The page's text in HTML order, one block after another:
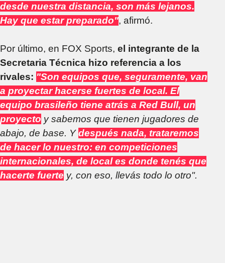
desde nuestra distancia, son más lejanos.
Hay que estar preparado", afirmó.
Por último, en FOX Sports, el integrante de la
Secretaria Técnica hizo referencia a los
rivales: "Son equipos que, seguramente, van
a proyectar hacerse fuertes de local. El
equipo brasileño tiene atrás a Red Bull, un
proyecto y sabemos que tienen jugadores de
abajo, de base. Ydespués nada, trataremos
de hacer lo nuestro: en competiciones
internacionales, de local es donde tenés que
hacerte fuerte y, con eso, llevás todo lo otro".